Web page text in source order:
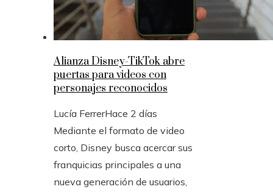
Alianza Disney-TikTok abre
puertas para videos con
personajes reconocidos
Lucía FerrerHace 2 días
Mediante el formato de video
corto, Disney busca acercar sus
franquicias principales a una
nueva generación de usuarios,